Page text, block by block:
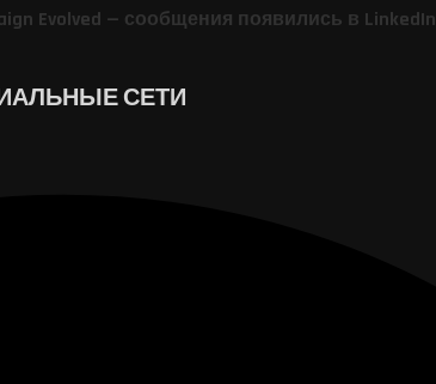
Evolved — сообщения появились в LinkedIn
СЕТИ